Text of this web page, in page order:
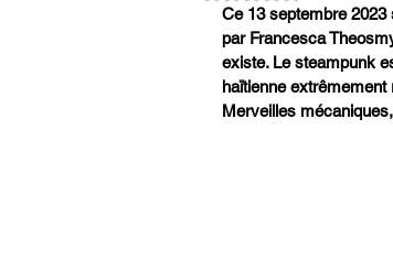
Ce 13 septembre
par Francesca
existe. Le steampunk
haïtienne extrêmement
Merveilles